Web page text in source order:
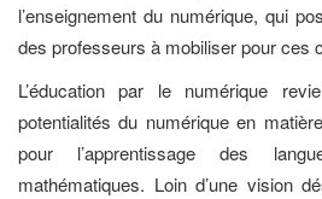
l’enseignement du numérique, qui
des professeurs à mobiliser pour ces
L’éducation par le numérique
potentialités du numérique en
pour l’apprentissage des
mathématiques. Loin d’une vision